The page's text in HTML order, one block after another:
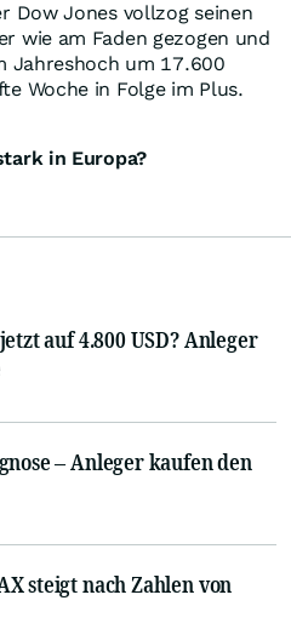
Dow Jones vollzog seinen
wie am Faden gezogen und
Jahreshoch um 17.600
Woche in Folge im Plus.
in Europa?
auf 4.800 USD? Anleger
– Anleger kaufen den
steigt nach Zahlen von